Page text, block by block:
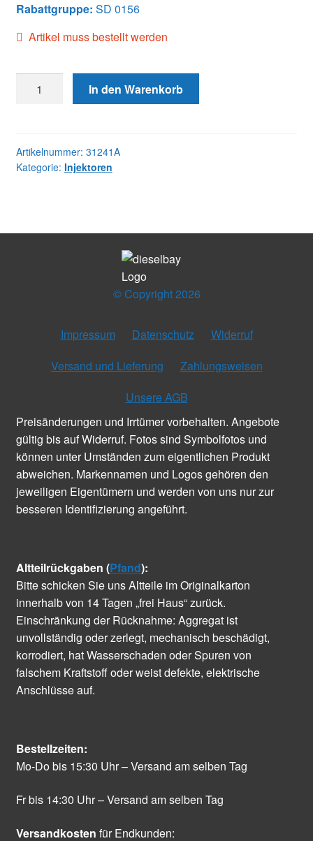
Rabattgruppe: SD 0156
Artikel muss bestellt werden
INJECTOR
In den Warenkorb
Artikelnummer: 31241A
Kategorie: Injektoren
© Copyright 2026
Impressum Datenschutz
Widerruf
Versand und Lieferung
Zahlungsweisen
Unsere AGB
Preisänderungen und Irrtümer vorbehalten. Angebote
gültig bis auf Widerruf. Fotos sind Symbolfotos und
können unter Umständen zum eigentlichen Produkt
abweichen. Markennamen und Logos gehören den
jeweiligen Eigentümern und werden von uns nur zur
besseren Identifizierung angeführt.
Altteilrückgaben (Pfand):
Bitte schicken Sie uns Altteile im Originalkarton
innerhalb von 14 Tagen „frei Haus“ zurück.
Einschränkung der Rücknahme: Aggregat ist
unvollständig oder zerlegt, mechanisch beschädigt,
korrodiert, hat Wasserschaden oder Spuren von
falschem Kraftstoff oder weist defekte, elektrische
Anschlüsse auf.
Bestellzeiten:
Mo-Do bis 15:30 Uhr – Versand am selben Tag
Fr bis 14:30 Uhr – Versand am selben Tag
Versandkosten für Endkunden: